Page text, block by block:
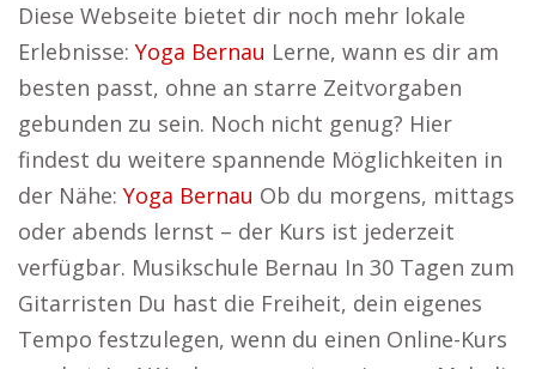
Diese Webseite bietet dir noch mehr lokale
Erlebnisse: Yoga Bernau Lerne, wann es dir am
besten passt, ohne an starre Zeitvorgaben
gebunden zu sein. Noch nicht genug? Hier
findest du weitere spannende Möglichkeiten in
der Nähe: Yoga Bernau Ob du morgens, mittags
oder abends lernst – der Kurs ist jederzeit
verfügbar. Musikschule Bernau In 30 Tagen zum
Gitarristen Du hast die Freiheit, dein eigenes
Tempo festzulegen, wenn du einen Online-Kurs